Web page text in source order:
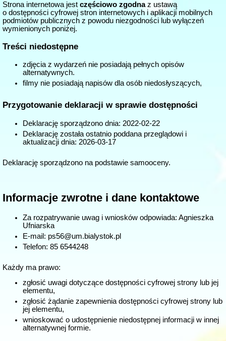
Strona internetowa jest częściowo zgodnaz ustawą
o dostępności cyfrowej stron internetowych i aplikacji mobilnych
podmiotów publicznych z powodu niezgodności lub wyłączeń
wymienionych poniżej.
Treści niedostępne
zdjęcia z wydarzeń nie posiadają pełnych opisów
alternatywnych.
filmy nie posiadają napisów dla osób niedosłyszących,
Przygotowanie deklaracji w sprawie dostępności
Deklarację sporządzono dnia: 2022-02-22
Deklarację została ostatnio poddana przeglądowi i
aktualizacji dnia: 2026-03-17
Deklarację sporządzono na podstawie samooceny.
Informacje zwrotne i dane kontaktowe
Za rozpatrywanie uwag i wniosków odpowiada: Agnieszka
Ufniarska
E-mail: ps56@um.bialystok.pl
Telefon: 85 6544248
Każdy ma prawo:
zgłosić uwagi dotyczące dostępności cyfrowej strony lub jej
elementu,
zgłosić żądanie zapewnienia dostępności cyfrowej strony lub
jej elementu,
wnioskować o udostępnienie niedostępnej informacji w innej
alternatywnej formie.